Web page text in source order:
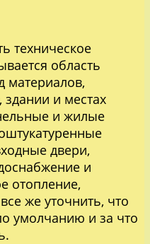
техническое
область
материалов,
и местах
и жилые
двери,
и
отопление,
же уточнить, что
умолчанию и за что